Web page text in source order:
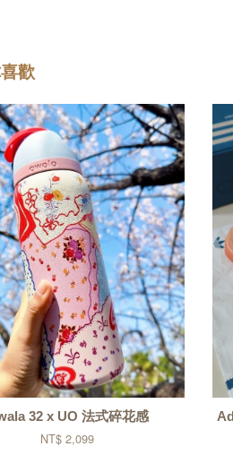
歡
32 x UO 法式碎花感
NT$ 2,099